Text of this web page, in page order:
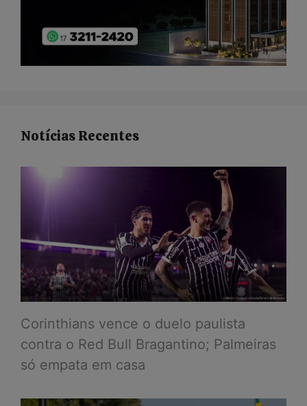
Notícias Recentes
Corinthians vence o duelo paulista
contra o Red Bull Bragantino; Palmeiras
só empata em casa